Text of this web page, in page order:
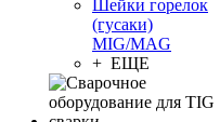
Шейки горелок
(гусаки)
MIG/MAG
+ ЕЩЕ